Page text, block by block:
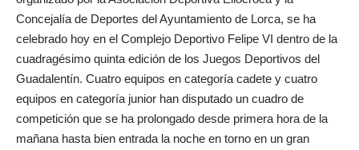
Concejalía de Deportes del Ayuntamiento de Lorca, se ha
celebrado hoy en el Complejo Deportivo Felipe VI dentro de la
cuadragésimo quinta edición de los Juegos Deportivos del
Guadalentín. Cuatro equipos en categoría cadete y cuatro
equipos en categoría junior han disputado un cuadro de
competición que se ha prolongado desde primera hora de la
mañana hasta bien entrada la noche en torno en un gran